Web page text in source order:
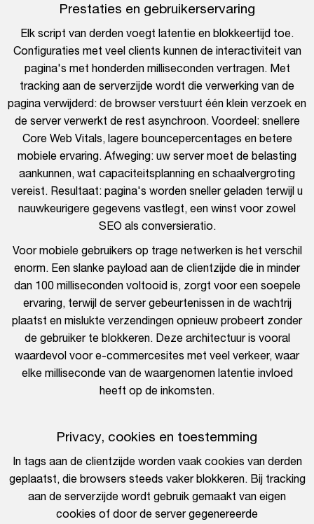
Prestaties en gebruikerservaring
Elk script van derden voegt latentie en blokkeertijd toe.
Configuraties met veel clients kunnen de interactiviteit van
pagina's met honderden milliseconden vertragen. Met
tracking aan de serverzijde wordt die verwerking van de
pagina verwijderd: de browser verstuurt één klein verzoek en
de server verwerkt de rest asynchroon. Voordeel: snellere
Core Web Vitals, lagere bouncepercentages en betere
mobiele ervaring. Afweging: uw server moet de belasting
aankunnen, wat capaciteitsplanning en schaalvergroting
vereist. Resultaat: pagina's worden sneller geladen terwijl u
nauwkeurigere gegevens vastlegt, een winst voor zowel
SEO als conversieratio.
Voor mobiele gebruikers op trage netwerken is het verschil
enorm. Een slanke payload aan de clientzijde die in minder
dan 100 milliseconden voltooid is, zorgt voor een soepele
ervaring, terwijl de server gebeurtenissen in de wachtrij
plaatst en mislukte verzendingen opnieuw probeert zonder
de gebruiker te blokkeren. Deze architectuur is vooral
waardevol voor e-commercesites met veel verkeer, waar
elke milliseconde van de waargenomen latentie invloed
heeft op de inkomsten.
Privacy, cookies en toestemming
In tags aan de clientzijde worden vaak cookies van derden
geplaatst, die browsers steeds vaker blokkeren. Bij tracking
aan de serverzijde wordt gebruik gemaakt van eigen
cookies of door de server gegenereerde